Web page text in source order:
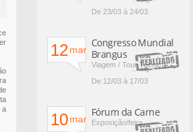
a
De 23/03 à 24/03
12mar
Congresso Mundial
Brangus
Viagem / Tour Técnico
De 12/03 à 17/03
10mar
Fórum da Carne
Exposição/feira